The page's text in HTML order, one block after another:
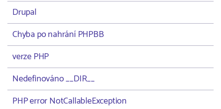
Drupal
Chyba po nahrání PHPBB
verze PHP
Nedefinováno __DIR__
PHP error NotCallableException